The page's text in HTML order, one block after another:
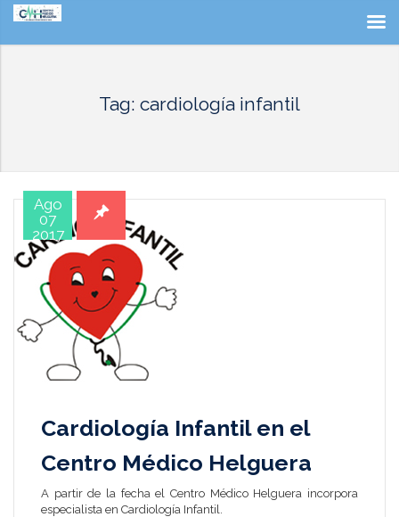
Tag: cardiología infantil
Ago
07
2017
Cardiología Infantil en el
Centro Médico Helguera
A partir de la fecha el Centro Médico Helguera incorpora
especialista en Cardiología Infantil.